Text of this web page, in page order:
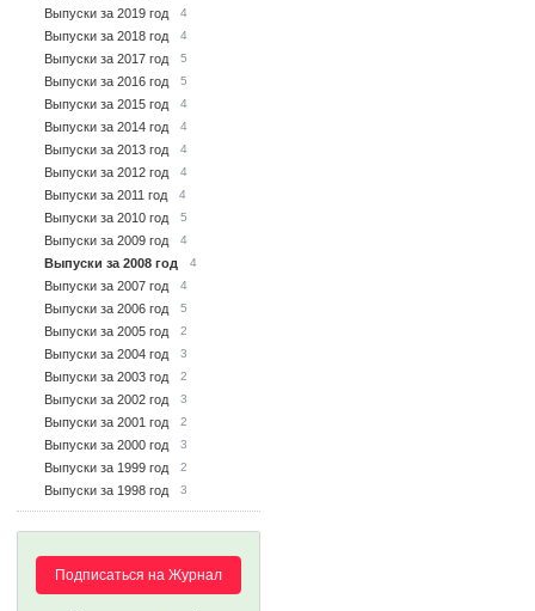
Выпуски за 2019 год 4
Выпуски за 2018 год 4
Выпуски за 2017 год 5
Выпуски за 2016 год 5
Выпуски за 2015 год 4
Выпуски за 2014 год 4
Выпуски за 2013 год 4
Выпуски за 2012 год 4
Выпуски за 2011 год 4
Выпуски за 2010 год 5
Выпуски за 2009 год 4
Выпуски за 2008 год 4
Выпуски за 2007 год 4
Выпуски за 2006 год 5
Выпуски за 2005 год 2
Выпуски за 2004 год 3
Выпуски за 2003 год 2
Выпуски за 2002 год 3
Выпуски за 2001 год 2
Выпуски за 2000 год 3
Выпуски за 1999 год 2
Выпуски за 1998 год 3
Подписаться на Журнал